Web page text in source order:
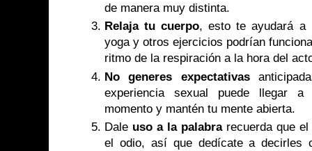
de manera muy distinta.
Relaja tu cuerpo, esto te ayudará a
yoga y otros ejercicios podrían
ritmo de la respiración a la hora del
No generes expectativas
experiencia sexual puede llegar
momento y mantén tu mente abierta.
Dale uso a la palabrarecuerda que el
el odio, así que dedícate a decirles